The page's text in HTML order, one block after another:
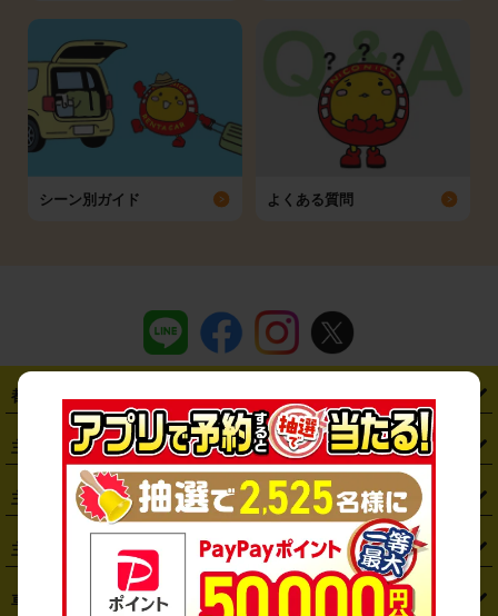
シーン別ガイド よくある質問
都道府県から探す
・ 北海道 ・青森県 ・岩手県 ・宮城県 ・秋田県 ・山形県
・東京都 ・神奈川県 ・埼玉県 ・千葉県 ・茨城県
・ 栃木県 ・群馬県 ・山梨県 ・愛知県 ・静岡県 ・岐阜県
・ 新潟県 富山県 ・石川県 ・福井県 ・大阪府
京都府 滋賀県 ・和歌山県 ・ 奈良県 ・三重県
主要駅から探す
・ 札幌駅 ・仙台駅 ・新宿駅 ・池袋駅 ・渋谷駅 ・東京駅
・川崎駅 ・大宮駅 ・西船橋駅 ・柏駅 ・名古屋駅
・ 難波駅 三宮駅 ・京都駅 ・ 広島駅 ・博多駅
・ 那覇空港駅
主要空港から探す
・ 新千歳空港 仙台空港
・羽田空港
主要都市から探す
・仙台市
車種から探す